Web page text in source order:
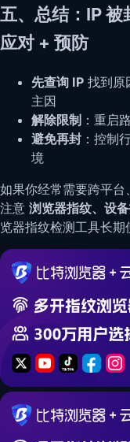
五、总结：IP
应对 + 预防
先查询 IP 找到原
主因
解除限制 ：重启
避免再封 ：控制
境
如果你经常需要跨平
注意 浏览器指纹、设
览器指纹检测工具长期